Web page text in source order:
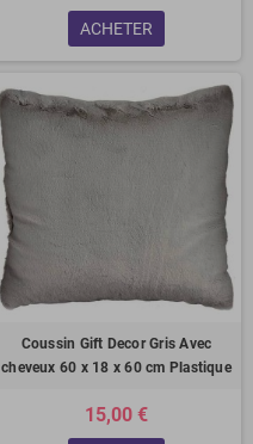
ACHETER
Coussin Gift Decor Gris Avec
cheveux 60 x 18 x 60 cm Plastique
15,00 €